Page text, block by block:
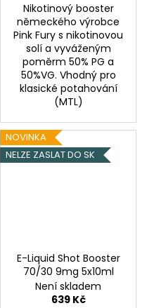
Nikotinový booster
německého výrobce
Pink Fury s nikotinovou
solí a vyváženým
poměrm 50% PG a
50%VG. Vhodný pro
klasické potahování
(MTL)
NOVINKA
NELZE ZASLAT DO SK
E-Liquid Shot Booster
70/30 9mg 5x10ml
Není skladem
639 Kč